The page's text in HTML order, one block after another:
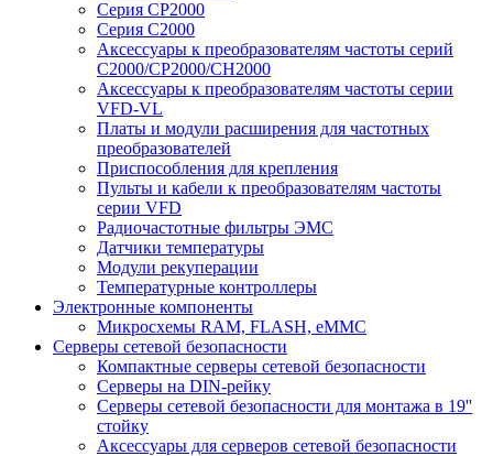
Серия CP2000
Серия C2000
Аксессуары к преобразователям частоты серий
С2000/CP2000/CH2000
Аксессуары к преобразователям частоты серии
VFD-VL
Платы и модули расширения для частотных
преобразователей
Приспособления для крепления
Пульты и кабели к преобразователям частоты
серии VFD
Радиочастотные фильтры ЭМС
Датчики температуры
Модули рекуперации
Температурные контроллеры
Электронные компоненты
Микросхемы RAM, FLASH, eMMC
Серверы сетевой безопасности
Компактные серверы сетевой безопасности
Серверы на DIN-рейку
Серверы сетевой безопасности для монтажа в 19''
стойку
Аксессуары для серверов сетевой безопасности